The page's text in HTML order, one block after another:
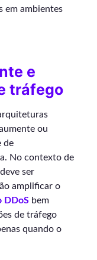
em ambientes
e
tráfego
ou
de
No contexto de
ser
amplificar o
DDoS bem
de tráfego
quando o